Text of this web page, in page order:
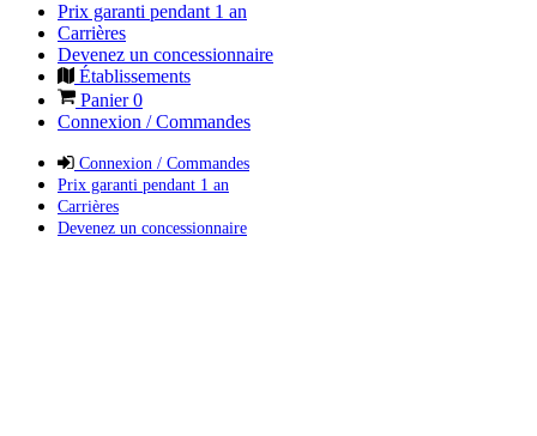
Prix garanti pendant 1 an
Carrières
Devenez un concessionnaire
Établissements
Panier0
Connexion / Commandes
Connexion / Commandes
Prix garanti pendant 1 an
Carrières
Devenez un concessionnaire